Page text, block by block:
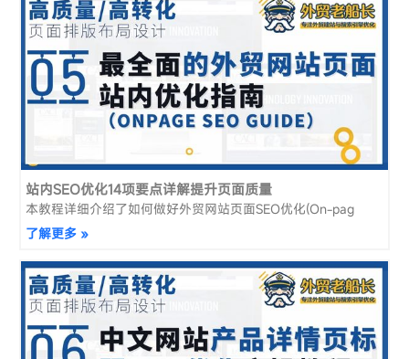
站内SEO优化14项要点详解提升页面质量
本教程详细介绍了如何做好外贸网站页面SEO优化(On-pag
了解更多 »